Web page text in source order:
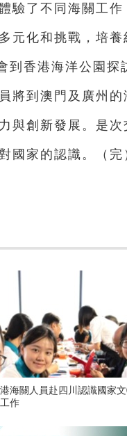
驗了不同海關工
元化和挑戰，培養
到香港海洋公園
將到澳門及廣州
與創新發展。是
國家的認識。（完
海關人員赴四川認識國家
作